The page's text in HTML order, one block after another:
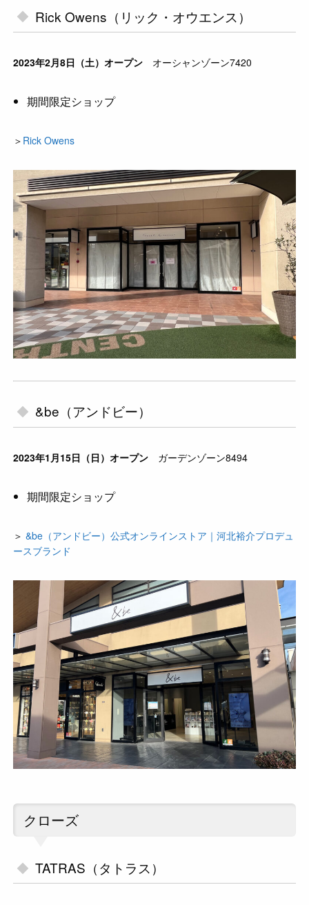
Rick Owens（リック・オウエンス）
2023年2月8日（土）オープン オーシャンゾーン7420
期間限定ショップ
＞ Rick Owens
&be（アンドビー）
2023年1月15日（日）オープン ガーデンゾーン8494
期間限定ショップ
＞&be（アンドビー）公式オンラインストア｜河北裕介プロデュ
ースブランド
クローズ
TATRAS（タトラス）